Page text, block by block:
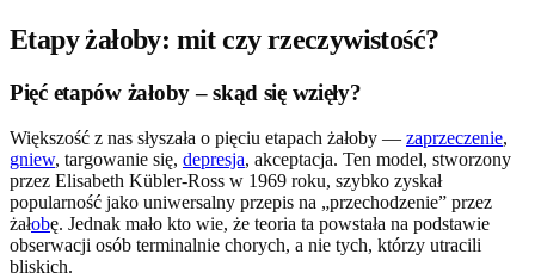
Etapy żałoby: mit czy rzeczywistość?
Pięć etapów żałoby – skąd się wzięły?
Większość z nas słyszała o pięciu etapach żałoby — zaprzeczenie,
gniew, targowanie się, depresja, akceptacja. Ten model, stworzony
przez Elisabeth Kübler-Ross w 1969 roku, szybko zyskał
popularność jako uniwersalny przepis na „przechodzenie” przez
żałobę. Jednak mało kto wie, że teoria ta powstała na podstawie
obserwacji osób terminalnie chorych, a nie tych, którzy utracili
bliskich.